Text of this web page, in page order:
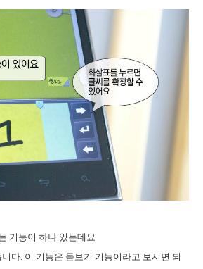
기능이 하나 있는데요
니다. 이 기능은 돋보기 기능이라고 보시면 되